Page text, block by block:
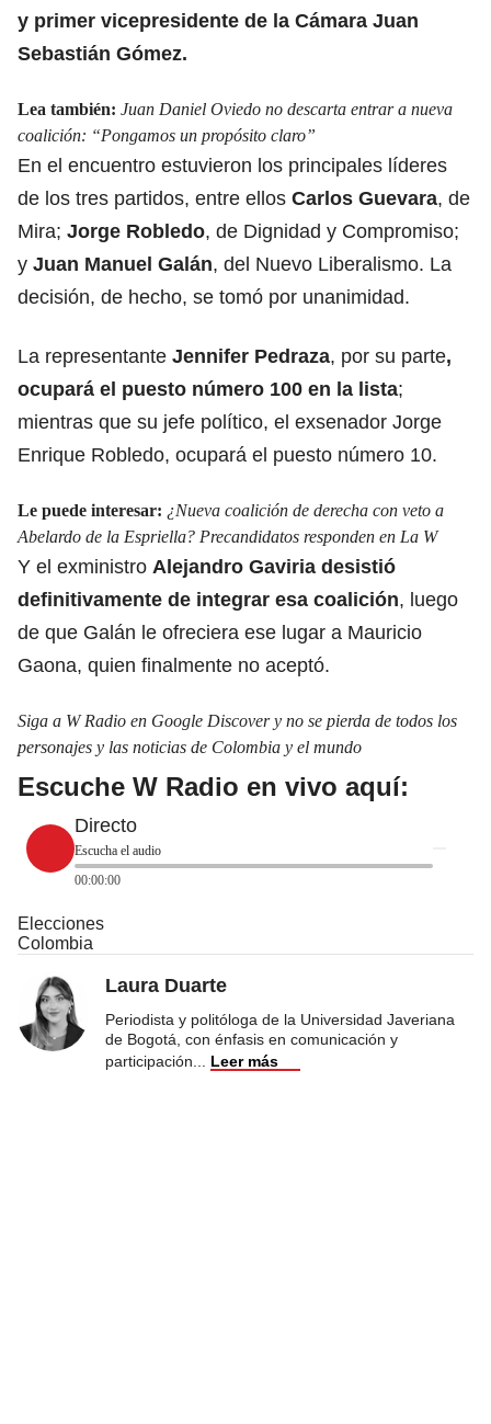
y primer vicepresidente de la Cámara Juan
Sebastián Gómez.
Lea también: Juan Daniel Oviedo no descarta entrar a nueva
coalición: “Pongamos un propósito claro”
En el encuentro estuvieron los principales líderes
de los tres partidos, entre ellos Carlos Guevara, de
Mira; Jorge Robledo, de Dignidad y Compromiso;
y Juan Manuel Galán, del Nuevo Liberalismo. La
decisión, de hecho, se tomó por unanimidad.
La representante Jennifer Pedraza, por su parte,
ocupará el puesto número 100 en la lista;
mientras que su jefe político, el exsenador Jorge
Enrique Robledo, ocupará el puesto número 10.
Le puede interesar: ¿Nueva coalición de derecha con veto a
Abelardo de la Espriella? Precandidatos responden en La W
Y el exministro Alejandro Gaviria desistió
definitivamente de integrar esa coalición, luego
de que Galán le ofreciera ese lugar a Mauricio
Gaona, quien finalmente no aceptó.
Siga a W Radio en Google Discover y no se pierda de todos los
personajes y las noticias de Colombia y el mundo
Escuche W Radio en vivo aquí:
Directo
Escucha el audio
00:00:00
Elecciones
Colombia
Laura Duarte
Periodista y politóloga de la Universidad Javeriana
de Bogotá, con énfasis en comunicación y
participación
Leer más